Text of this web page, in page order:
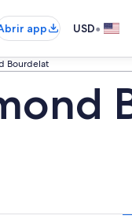
app USD•
Bourdelat